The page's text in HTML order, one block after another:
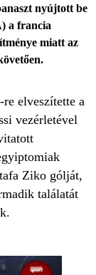
nyújtott be
a francia
miatt az
elveszítette a
vezérletével
Ziko gólját,
találatát